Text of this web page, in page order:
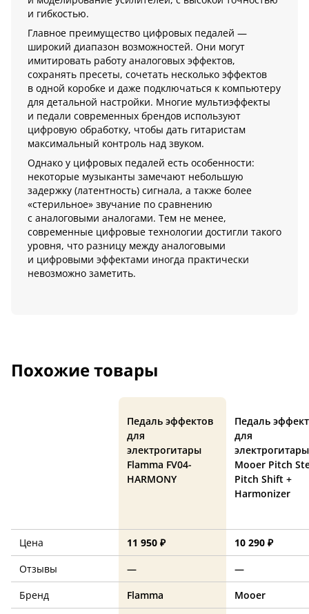
и гибкостью.
Главное преимущество цифровых педалей —
широкий диапазон возможностей. Они могут
имитировать работу аналоговых эффектов,
сохранять пресеты, сочетать несколько эффектов
в одной коробке и даже подключаться к компьютеру
для детальной настройки. Многие мультиэффекты
и педали современных брендов используют
цифровую обработку, чтобы дать гитаристам
максимальный контроль над звуком.
Однако у цифровых педалей есть особенности:
некоторые музыканты замечают небольшую
задержку (латентность) сигнала, а также более
«стерильное» звучание по сравнению
с аналоговыми аналогами. Тем не менее,
современные цифровые технологии достигли такого
уровня, что разницу между аналоговыми
и цифровыми эффектами иногда практически
невозможно заметить.
Похожие товары
Педаль эффектов
для
электрогитары
Flamma FV04-
HARMONY
Педаль
для
электрогитары
Mooer Pitch
Pitch Shift +
Harmonizer
Цена 11 950 ₽
10 290 ₽
Отзывы
—
—
Бренд
Flamma
Mooer